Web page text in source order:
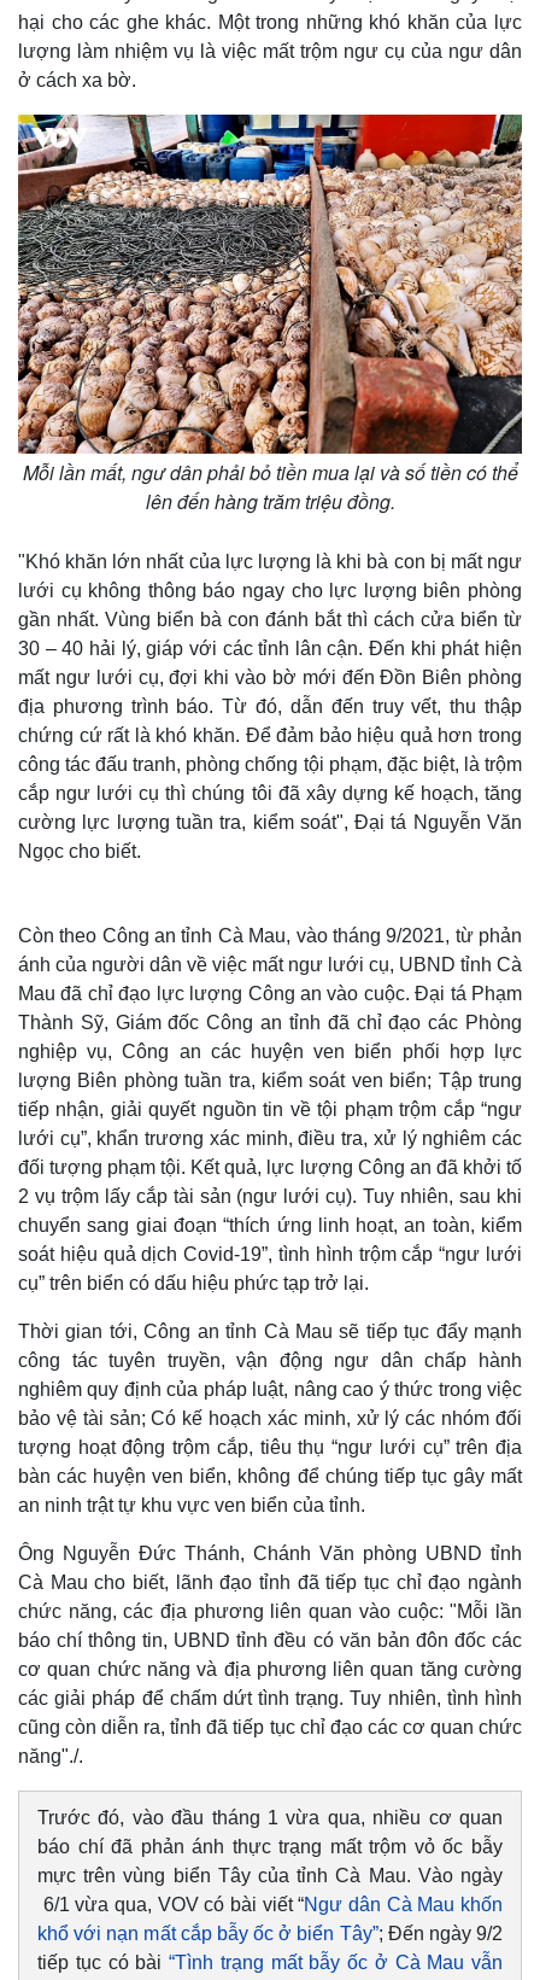
Thế giới
Quan sát
Cuộc sống đó đây
Hồ sơ
Multimedia
Video
Ảnh
Infographic
hại cho các ghe khác. Một trong những khó khăn của lực
lượng làm nhiệm vụ là việc mất trộm ngư cụ của ngư dân
ở cách xa bờ.
Mỗi lần mất, ngư dân phải bỏ tiền mua lại và số tiền có thể
lên đến hàng trăm triệu đồng.
"Khó khăn lớn nhất của lực lượng là khi bà con bị mất ngư
lưới cụ không thông báo ngay cho lực lượng biên phòng
gần nhất. Vùng biển bà con đánh bắt thì cách cửa biển từ
30 – 40 hải lý, giáp với các tỉnh lân cận. Đến khi phát hiện
mất ngư lưới cụ, đợi khi vào bờ mới đến Đồn Biên phòng
địa phương trình báo. Từ đó, dẫn đến truy vết, thu thập
chứng cứ rất là khó khăn. Để đảm bảo hiệu quả hơn trong
công tác đấu tranh, phòng chống tội phạm, đặc biệt, là trộm
cắp ngư lưới cụ thì chúng tôi đã xây dựng kế hoạch, tăng
cường lực lượng tuần tra, kiểm soát", Đại tá Nguyễn Văn
Ngọc cho biết.
Còn theo Công an tỉnh Cà Mau, vào tháng 9/2021, từ phản
ánh của người dân về việc mất ngư lưới cụ, UBND tỉnh Cà
Mau đã chỉ đạo lực lượng Công an vào cuộc. Đại tá Phạm
Thành Sỹ, Giám đốc Công an tỉnh đã chỉ đạo các Phòng
nghiệp vụ, Công an các huyện ven biển phối hợp lực
lượng Biên phòng tuần tra, kiểm soát ven biển; Tập trung
tiếp nhận, giải quyết nguồn tin về tội phạm trộm cắp “ngư
lưới cụ”, khẩn trương xác minh, điều tra, xử lý nghiêm các
đối tượng phạm tội. Kết quả, lực lượng Công an đã khởi tố
2 vụ trộm lấy cắp tài sản (ngư lưới cụ). Tuy nhiên, sau khi
chuyển sang giai đoạn “thích ứng linh hoạt, an toàn, kiểm
soát hiệu quả dịch Covid-19”, tình hình trộm cắp “ngư lưới
cụ” trên biển có dấu hiệu phức tạp trở lại.
Thời gian tới, Công an tỉnh Cà Mau sẽ tiếp tục đẩy mạnh
công tác tuyên truyền, vận động ngư dân chấp hành
nghiêm quy định của pháp luật, nâng cao ý thức trong việc
bảo vệ tài sản; Có kế hoạch xác minh, xử lý các nhóm đối
tượng hoạt động trộm cắp, tiêu thụ “ngư lưới cụ” trên địa
bàn các huyện ven biển, không để chúng tiếp tục gây mất
an ninh trật tự khu vực ven biển của tỉnh.
Ông Nguyễn Đức Thánh, Chánh Văn phòng UBND tỉnh
Cà Mau cho biết, lãnh đạo tỉnh đã tiếp tục chỉ đạo ngành
chức năng, các địa phương liên quan vào cuộc: "Mỗi lần
báo chí thông tin, UBND tỉnh đều có văn bản đôn đốc các
cơ quan chức năng và địa phương liên quan tăng cường
các giải pháp để chấm dứt tình trạng. Tuy nhiên, tình hình
cũng còn diễn ra, tỉnh đã tiếp tục chỉ đạo các cơ quan chức
năng"./.
Trước đó, vào đầu tháng 1 vừa qua, nhiều cơ quan
báo chí đã phản ánh thực trạng mất trộm vỏ ốc bẫy
mực trên vùng biển Tây của tỉnh Cà Mau. Vào ngày
6/1 vừa qua, VOV có bài viết “Ngư dân Cà Mau khốn
khổ với nạn mất cắp bẫy ốc ở biển Tây”; Đến ngày 9/2
tiếp tục có bài “Tình trạng mất bẫy ốc ở Cà Mau vẫn